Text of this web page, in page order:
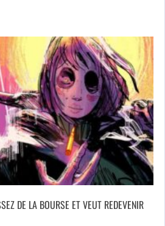
DE LA BOURSE ET VEUT REDEVENIR